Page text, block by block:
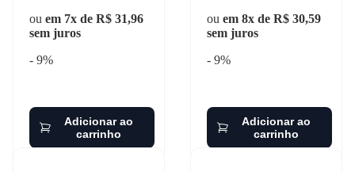
ou em 7x de R$ 31,96
sem juros
- 9%
Adicionar ao
carrinho
ou em 8x de R$ 30,59
sem juros
- 9%
Adicionar ao
carrinho